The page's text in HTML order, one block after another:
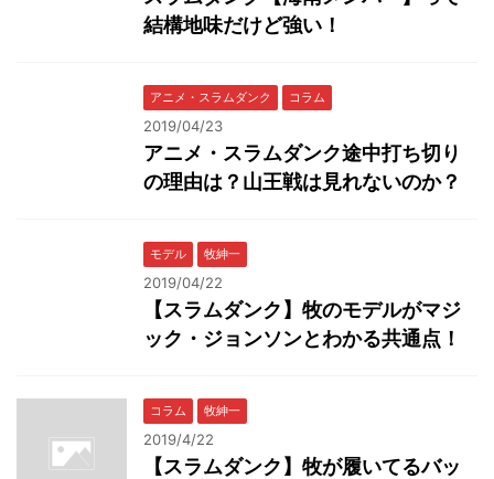
結構地味だけど強い！
アニメ・スラムダンク コラム
2019/04/23
アニメ・スラムダンク途中打ち切り
の理由は？山王戦は見れないのか？
モデル 牧紳一
2019/04/22
【スラムダンク】牧のモデルがマジ
ック・ジョンソンとわかる共通点！
コラム 牧紳一
2019/4/22
【スラムダンク】牧が履いてるバッ